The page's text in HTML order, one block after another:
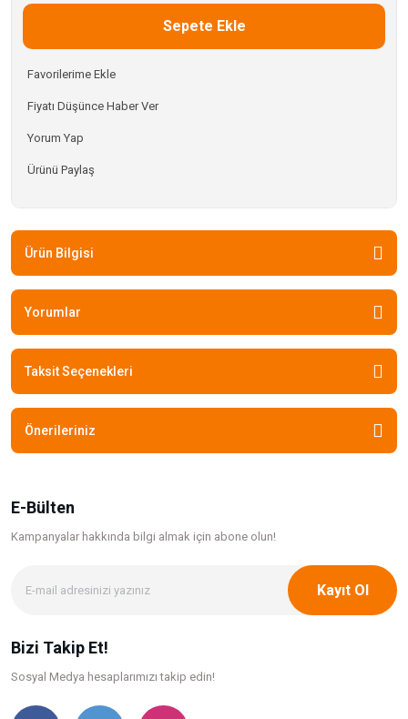
Sepete Ekle
Fiyatı Düşünce Haber Ver
Yorum Yap
Ürünü Paylaş
Ürün Bilgisi
Yorumlar
Taksit Seçenekleri
Önerileriniz
E-Bülten
Kampanyalar hakkında bilgi almak için abone olun!
Kayıt Ol
Bizi Takip Et!
Sosyal Medya hesaplarımızı takip edin!